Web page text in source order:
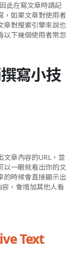
此在寫文章時請記
，如果文章對使用者
章對搜索引擎來說也
以下幾個使用者常忽
寫小技
文章內容的URL，並
以一眼就看出你的文
的時候會直接顯示出
，會增加其他人看
Text